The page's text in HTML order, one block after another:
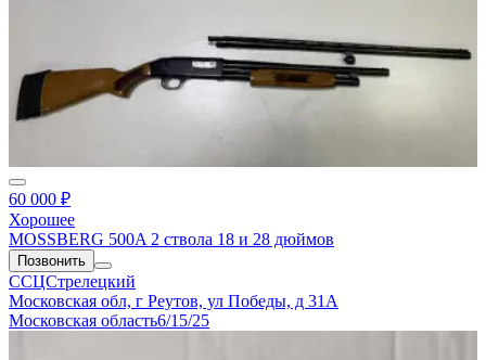
60 000 ₽
Хорошее
MOSSBERG 500A 2 ствола 18 и 28 дюймов
Позвонить
ССЦСтрелецкий
Московская обл, г Реутов, ул Победы, д 31А
Московская область6/15/25